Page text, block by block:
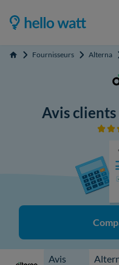
Accueil Fournisseurs Alterna
Avis
Avis